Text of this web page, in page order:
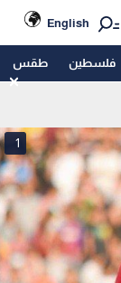
English
فلسطين طقس
1